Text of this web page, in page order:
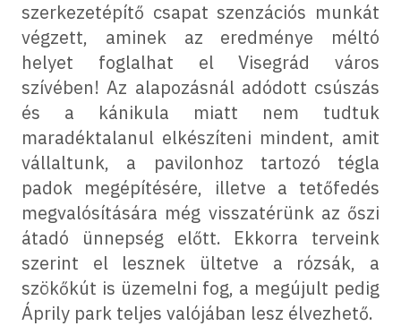
szerkezetépítő csapat szenzációs munkát
végzett, aminek az eredménye méltó
helyet foglalhat el Visegrád város
szívében! Az alapozásnál adódott csúszás
és a kánikula miatt nem tudtuk
maradéktalanul elkészíteni mindent, amit
vállaltunk, a pavilonhoz tartozó tégla
padok megépítésére, illetve a tetőfedés
megvalósítására még visszatérünk az őszi
átadó ünnepség előtt. Ekkorra terveink
szerint el lesznek ültetve a rózsák, a
szökőkút is üzemelni fog, a megújult pedig
Áprily park teljes valójában lesz élvezhető.